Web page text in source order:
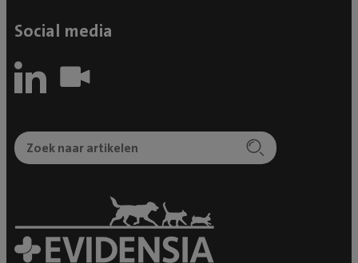
dan moet je een goede verzekering afsluiten of niet
wij hadden verwacht en Kenzo werd dezelfde dag nog
geopereerd. We mochten hem een dag later bezoeken
zagen we dat hij stress had, maar dat is niet zo gek in
een vreemde omgeving als je eigenlijk nooit bij de
volgende dag bleek ook dat hij wat koorts
ontwikkelde en niet wilde eten. Er werd goed voor
hem gezorgd maar uiteindelijk besloten wij dat we
Social media